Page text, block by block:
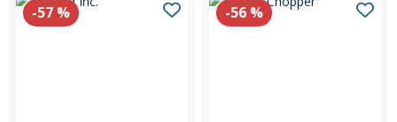
-57 % -56 %